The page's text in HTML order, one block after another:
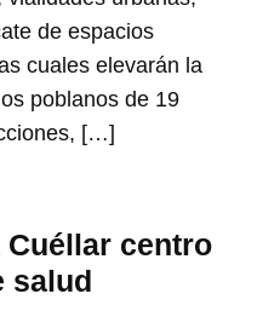
de espacios
cuales elevarán la
poblanos de 19
[…]
Cuéllar centro
salud